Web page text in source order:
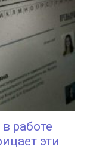
работе
эти